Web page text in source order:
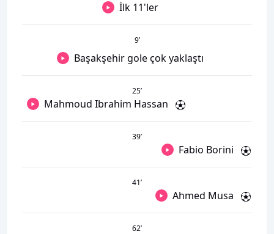
İlk 11'ler
9’
Başakşehir gole çok yaklaştı
25’
Mahmoud Ibrahim Hassan
39’
Fabio Borini
41’
Ahmed Musa
62’